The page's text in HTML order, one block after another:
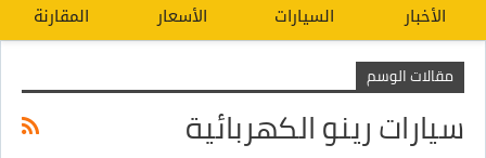
الأخبار السيارات الأسعار المقارنة
مقالات الوسم
سيارات رينو الكهربائية